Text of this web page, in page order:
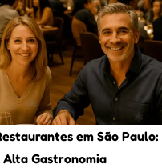
em São Paulo:
Gastronomia